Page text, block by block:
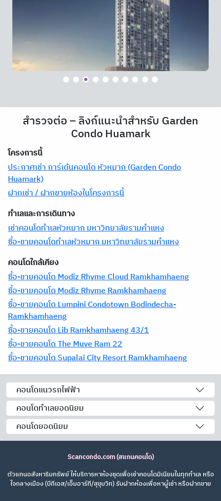
สำรวจต่อ – ลิงก์แนะนำสำหรับ Garden
Condo Huamark
โครงการนี้
ประกาศเช่า การ์เด้นคอนโด หัวหมาก (Garden Condo
Huamark)
ฝากเช่า / ฝากขายห้องในโครงการนี้
ทำเลและการเดินทาง
เช่าคอนโดทำเลหัวหมาก มหาวิทยาลัยรามคำแหง
ซื้อ-ขายคอนโดทำเลหัวหมาก มหาวิทยาลัยรามคำแหง
คอนโดใกล้เคียง
ซื้อ-ขายคอนโด Modiz Rhyme Cloud Ramkhamhaeng
ซื้อ-ขายคอนโด Modiz Rhyme Ramkhamhaeng
ซื้อ-ขายคอนโด Lumpini Condotown Bodindecha-
Ramkhamhaeng
ซื้อ-ขายคอนโด Lib Ramkhamhaeng 43/1
ซื้อ-ขายคอนโด The Muve Ram 22
ซื้อ-ขายคอนโด Supalai City Resort Ramkhamhaeng
คอนโดแนวรถไฟฟ้า
คอนโดทำเลยอดนิยม
คอนโดยอดนิยม
Scancondo.com (สแกนคอนโด)
ตัวแทนอสังหาริมทรัพย์ ให้บริการหาห้องชุดเพื่อเช่าคอนโดมิเนียมในทุกทำเล หรือ
ใจกลางเมือง (บีทีเอส/เอ็มอาร์ที/สุขุมวิท) รับฝากห้องเพื่อหาผู้เช่า หรือฝากขาย